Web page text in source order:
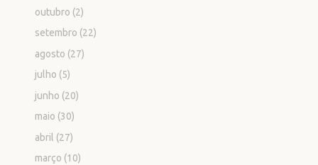
outubro (2)
setembro (22)
agosto (27)
julho (5)
junho (20)
maio (30)
abril (27)
março (10)